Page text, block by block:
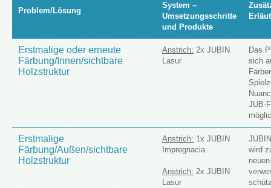
Problem/Lösung
System –
Umsetzungsschritte
und Produkte
Erstmalige oder erneute
Färbung/Innen/sichtbare
Holzstruktur
Anstrich: 2x JUBIN
Lasur
Das
sich
JUB-
Erstmalige
Färbung/Außen/sichtbare
Holzstruktur
Anstrich: 1x JUBIN
Impregnacia
Anstrich: 2x JUBIN
Lasur
wird